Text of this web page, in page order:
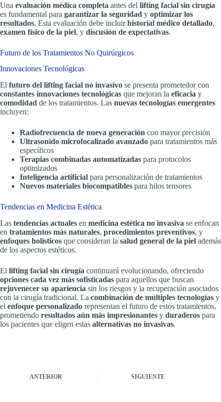
Una evaluación médica completa antes del lifting facial sin cirugía
es fundamental para garantizar la seguridad y optimizar los
resultados. Esta evaluación debe incluirhistorial médico detallado,
examen físico de la piel, y discusión de expectativas.
Futuro de los Tratamientos No Quirúrgicos
Innovaciones Tecnológicas
El futuro del lifting facial no invasivo se presenta prometedor con
constantes innovaciones tecnológicas que mejoran la eficacia y
comodidad de los tratamientos. Las nuevas tecnologías emergentes
incluyen:
Radiofrecuencia de nueva generación con mayor precisión
Ultrasonido microfocalizado avanzado para tratamientos más
específicos
Terapias combinadas automatizadas para protocolos
optimizados
Inteligencia artificial para personalización de tratamientos
Nuevos materiales biocompatibles para hilos tensores
Tendencias en Medicina Estética
Las tendencias actuales en medicina estética no invasiva se enfocan
en tratamientos más naturales, procedimientos preventivos, y
enfoques holísticos que consideran la salud general de la piel además
de los aspectos estéticos.
El lifting facial sin cirugía continuará evolucionando, ofreciendo
opciones cada vez más sofisticadas para aquellos que buscan
rejuvenecer su apariencia sin los riesgos y la recuperación asociados
con la cirugía tradicional. La combinación de múltiples tecnologías y
el enfoque personalizado representan el futuro de estos tratamientos,
prometiendo resultados aún más impresionantes y duraderos para
los pacientes que eligen estas alternativas no invasivas.
ANTERIOR SIGUIENTE